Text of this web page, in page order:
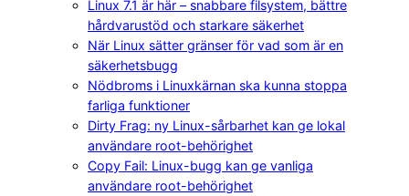
Linux 7.1 är här – snabbare filsystem, bättre
hårdvarustöd och starkare säkerhet
När Linux sätter gränser för vad som är en
säkerhetsbugg
Nödbroms i Linuxkärnan ska kunna stoppa
farliga funktioner
Dirty Frag: ny Linux-sårbarhet kan ge lokal
användare root-behörighet
Copy Fail: Linux-bugg kan ge vanliga
användare root-behörighet